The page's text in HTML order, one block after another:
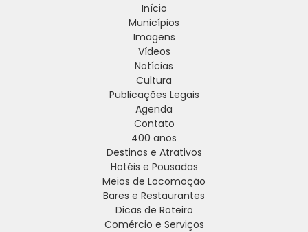
Início
Municípios
Imagens
Vídeos
Notícias
Cultura
Publicações Legais
Agenda
Contato
400 anos
Destinos e Atrativos
Hotéis e Pousadas
Meios de Locomoção
Bares e Restaurantes
Dicas de Roteiro
Comércio e Serviços